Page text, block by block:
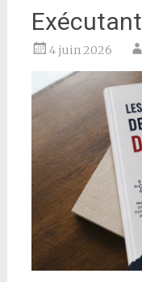
Exécutant
4 juin 2026